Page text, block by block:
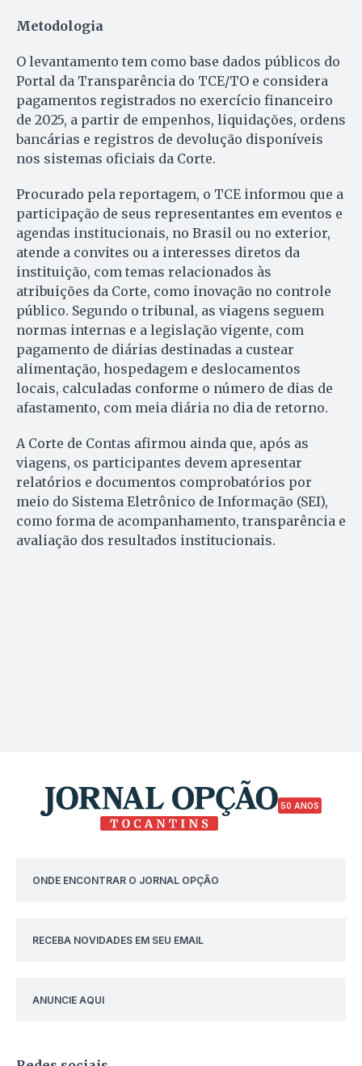
Metodologia
O levantamento tem como base dados públicos do
Portal da Transparência do TCE/TO e considera
pagamentos registrados no exercício financeiro
de 2025, a partir de empenhos, liquidações, ordens
bancárias e registros de devolução disponíveis
nos sistemas oficiais da Corte.
Procurado pela reportagem, o TCE informou que a
participação de seus representantes em eventos e
agendas institucionais, no Brasil ou no exterior,
atende a convites ou a interesses diretos da
instituição, com temas relacionados às
atribuições da Corte, como inovação no controle
público. Segundo o tribunal, as viagens seguem
normas internas e a legislação vigente, com
pagamento de diárias destinadas a custear
alimentação, hospedagem e deslocamentos
locais, calculadas conforme o número de dias de
afastamento, com meia diária no dia de retorno.
A Corte de Contas afirmou ainda que, após as
viagens, os participantes devem apresentar
relatórios e documentos comprobatórios por
meio do Sistema Eletrônico de Informação (SEI),
como forma de acompanhamento, transparência e
avaliação dos resultados institucionais.
50 ANOS
ONDE ENCONTRAR O JORNAL OPÇÃO
RECEBA NOVIDADES EM SEU EMAIL
ANUNCIE AQUI